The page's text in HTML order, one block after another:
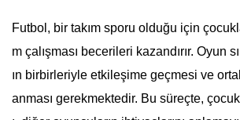
Futbol, bir takım sporu olduğu için
m çalışması becerileri kazandırır. Oyun
ın birbirleriyle etkileşime geçmesi ve
anması gerekmektedir. Bu süreçte,